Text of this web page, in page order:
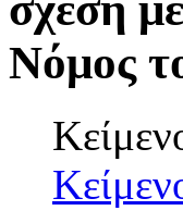
Νόμος